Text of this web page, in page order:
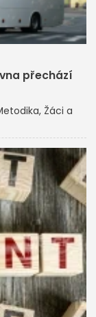
přechází
Žáci a